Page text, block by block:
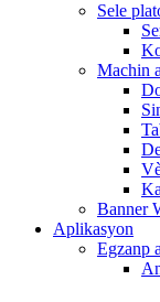
Sele
Machin
Banner
Aplikasyon
Egzanp